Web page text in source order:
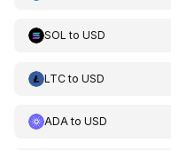
SOL to USD
LTCto USD
ADAto USD